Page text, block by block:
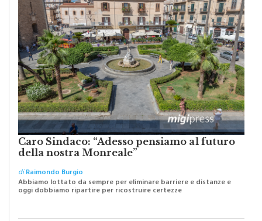
Caro Sindaco: “Adesso pensiamo al futuro
della nostra Monreale”
diRaimondo Burgio